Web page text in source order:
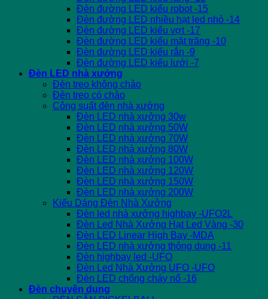
Đèn đường LED kiểu robot -15
Đèn đường LED nhiều hạt led nhỏ -14
Đèn đường LED kiểu vợt -17
Đèn đường LED kiểu mặt trăng -10
Đèn đường LED kiểu rắn -9
Đèn đường LED kiểu lưới -7
Đèn LED nhà xưởng
Đèn treo không chảo
Đèn treo có chảo
Công suất đèn nhà xưởng
Đèn LED nhà xưởng 30w
Đèn LED nhà xưởng 50W
Đèn LED nhà xưởng 70W
Đèn LED nhà xưởng 80W
Đèn LED nhà xưởng 100W
Đèn LED nhà xưởng 120W
Đèn LED nhà xưởng 150W
Đèn LED nhà xưởng 200W
Kiểu Dáng Đèn Nhà Xưởng
Đèn led nhà xưởng highbay -UFO2L
Đèn Led Nhà Xưởng Hạt Led Vàng -30
Đèn LED Linear High Bay -MDA
Đèn LED nhà xưởng thông dụng -11
Đèn highbay led -UFO
Đèn Led Nhà Xưởng UFO -UFO
Đèn LED chống cháy nổ -16
Đèn chuyên dụng